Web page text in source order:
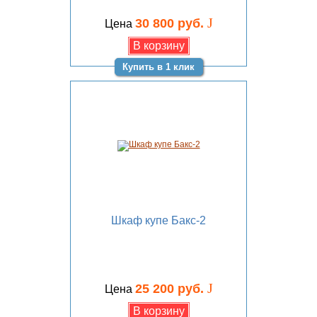
Цена 30 800 руб. J
Купить в 1 клик
Шкаф купе Бакс-2
Цена 25 200 руб. J